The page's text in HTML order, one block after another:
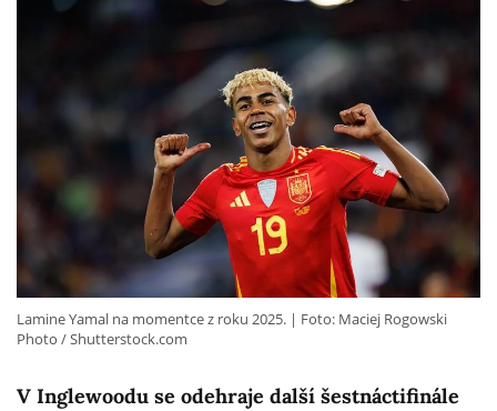
V Inglewoodu se odehraje další šestnáctifinále
Lamine Yamal na momentce z roku 2025.
Foto: Maciej Rogowski
Photo / Shutterstock.com